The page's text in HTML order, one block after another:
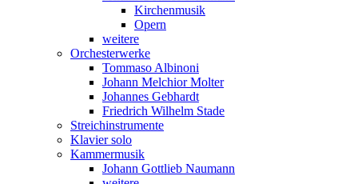
Kirchenmusik
Opern
weitere
Orchesterwerke
Tommaso Albinoni
Johann Melchior Molter
Johannes Gebhardt
Friedrich Wilhelm Stade
Streichinstrumente
Klavier solo
Kammermusik
Johann Gottlieb Naumann